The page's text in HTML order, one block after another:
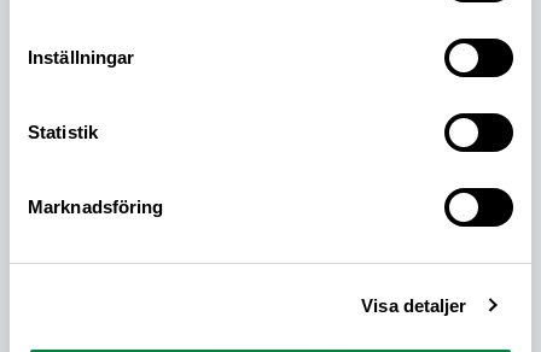
Inställningar
Statistik
Marknadsföring
Visa detaljer